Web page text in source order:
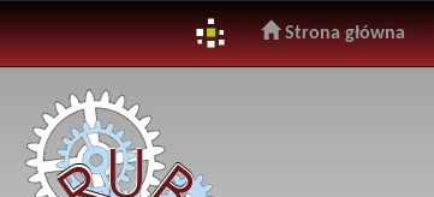
navigation
Strona główna